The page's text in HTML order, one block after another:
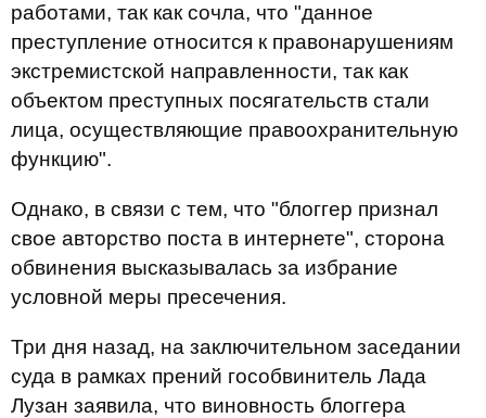
работами, так как сочла, что "данное
преступление относится к правонарушениям
экстремистской направленности, так как
объектом преступных посягательств стали
лица, осуществляющие правоохранительную
функцию".
Однако, в связи с тем, что "блоггер признал
свое авторство поста в интернете", сторона
обвинения высказывалась за избрание
условной меры пресечения.
Три дня назад, на заключительном заседании
суда в рамках прений гособвинитель Лада
Лузан заявила, что виновность блоггера